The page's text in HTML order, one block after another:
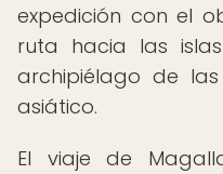
expedición con el
ruta hacia las
archipiélago de
asiático.
El viaje de